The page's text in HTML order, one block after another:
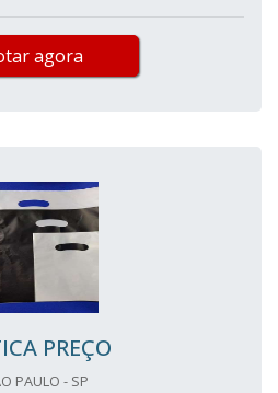
agora
PREÇO
PAULO - SP